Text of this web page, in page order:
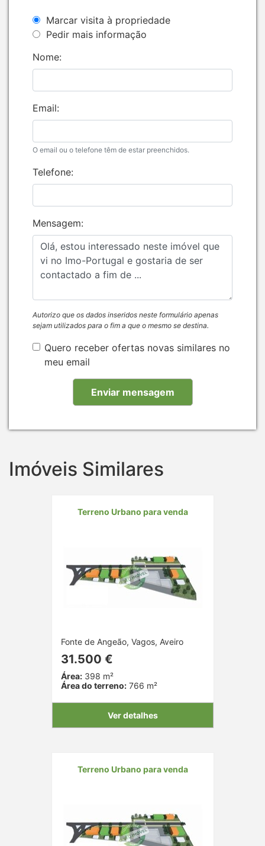
Marcar visita à propriedade
Pedir mais informação
Nome:
Email:
O email ou o telefone têm de estar preenchidos.
Telefone:
Mensagem:
Autorizo que os dados inseridos neste formulário apenas
sejam utilizados para o fim a que o mesmo se destina.
Quero receber ofertas novas similares no
meu email
Imóveis Similares
Terreno Urbano para venda
Fonte de Angeão, Vagos, Aveiro
31.500 €
Área:398 m²
Área do terreno:766 m²
Ver detalhes
Terreno Urbano para venda